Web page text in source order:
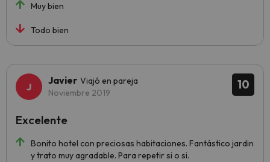
Muy bien
Todo bien
10
Javier Viajó en pareja
Noviembre 2019
Bonito hotel con preciosas habitaciones. Fantástico jardin
y trato muy agradable. Para repetir si o si.
Excelente